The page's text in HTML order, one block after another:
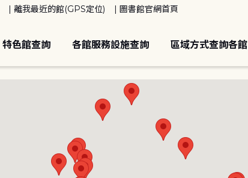
離我最近的館(GPS定位) 圖書館官網首頁
特色館查詢 各館服務設施查詢 區域方式查詢各館